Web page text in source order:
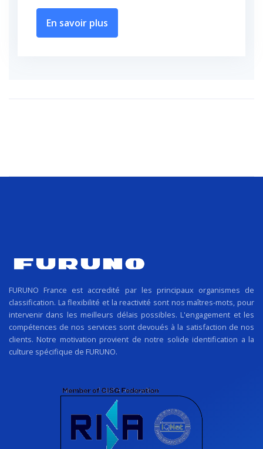
En savoir plus
FURUNO France est accredité par les principaux organismes de
classification. La flexibilité et la reactivité sont nos maîtres-mots, pour
intervenir dans les meilleurs délais possibles. L'engagement et les
compétences de nos services sont devoués à la satisfaction de nos
clients. Notre motivation provient de notre solide identification a la
culture spécifique de FURUNO.